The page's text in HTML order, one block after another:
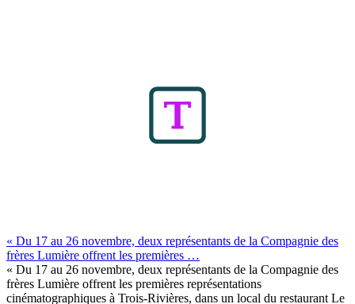
« Du 17 au 26 novembre, deux représentants de la Compagnie des
frères Lumière offrent les premières …
« Du 17 au 26 novembre, deux représentants de la Compagnie des
frères Lumière offrent les premières représentations
cinématographiques à Trois-Rivières, dans un local du restaurant Le